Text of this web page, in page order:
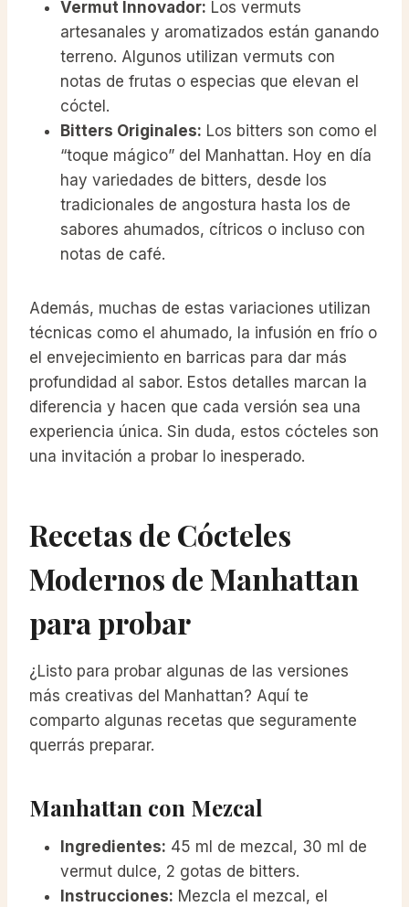
Vermut Innovador: Los vermuts
artesanales y aromatizados están ganando
terreno. Algunos utilizan vermuts con
notas de frutas o especias que elevan el
cóctel.
Bitters Originales: Los bitters son como el
“toque mágico” del Manhattan. Hoy en día
hay variedades de bitters, desde los
tradicionales de angostura hasta los de
sabores ahumados, cítricos o incluso con
notas de café.
Además, muchas de estas variaciones utilizan
técnicas como el ahumado, la infusión en frío o
el envejecimiento en barricas para dar más
profundidad al sabor. Estos detalles marcan la
diferencia y hacen que cada versión sea una
experiencia única. Sin duda, estos cócteles son
una invitación a probar lo inesperado.
Recetas de Cócteles
Modernos de Manhattan
para probar
¿Listo para probar algunas de las versiones
más creativas del Manhattan? Aquí te
comparto algunas recetas que seguramente
querrás preparar.
Manhattan con Mezcal
Ingredientes: 45 ml de mezcal, 30 ml de
vermut dulce, 2 gotas de bitters.
Instrucciones: Mezcla el mezcal, el